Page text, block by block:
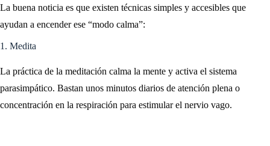
La buena noticia es que existen técnicas simples y accesibles que
ayudan a encender ese “modo calma”:
1. Medita
La práctica de la meditación calma la mente y activa el sistema
parasimpático. Bastan unos minutos diarios de atención plena o
concentración en la respiración para estimular el nervio vago.